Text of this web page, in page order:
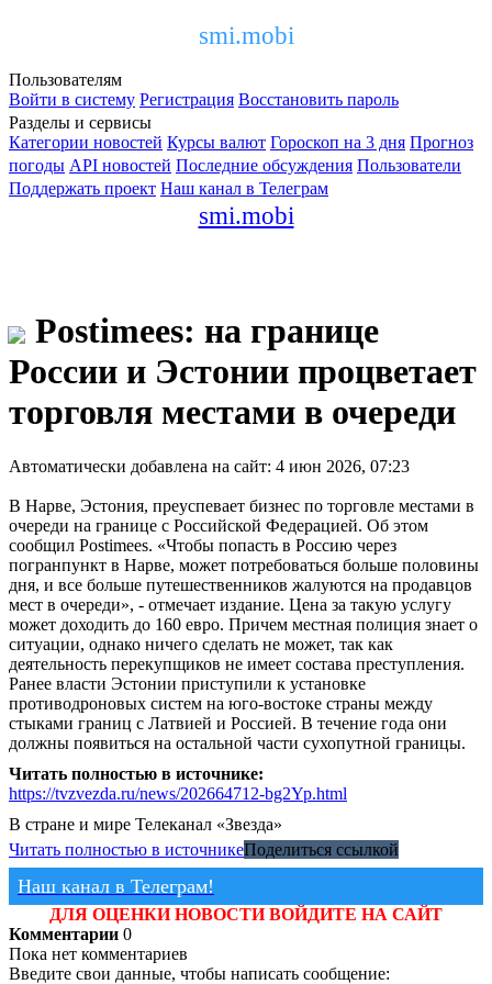
smi.mobi
Пользователям
Войти в систему Регистрация Восстановить пароль
Разделы и сервисы
Категории новостей Курсы валют Гороскоп на 3 дня Прогноз
погоды API новостей Последние обсуждения Пользователи
Поддержать проект Наш канал в Телеграм
smi.mobi
Postimees: на границе
России и Эстонии процветает
торговля местами в очереди
Автоматически добавлена на сайт: 4 июн 2026, 07:23
В Нарве, Эстония, преуспевает бизнес по торговле местами в
очереди на границе с Российской Федерацией. Об этом
сообщил Postimees. «Чтобы попасть в Россию через
погранпункт в Нарве, может потребоваться больше половины
дня, и все больше путешественников жалуются на продавцов
мест в очереди», - отмечает издание. Цена за такую услугу
может доходить до 160 евро. Причем местная полиция знает о
ситуации, однако ничего сделать не может, так как
деятельность перекупщиков не имеет состава преступления.
Ранее власти Эстонии приступили к установке
противодроновых систем на юго-востоке страны между
стыками границ с Латвией и Россией. В течение года они
должны появиться на остальной части сухопутной границы.
Читать полностью в источнике:
https://tvzvezda.ru/news/202664712-bg2Yp.html
В стране и мире Телеканал «Звезда»
Читать полностью в источникеПоделиться ссылкой
Наш канал в Телеграм!
ДЛЯ ОЦЕНКИ НОВОСТИ ВОЙДИТЕ НА САЙТ
Комментарии 0
Пока нет комментариев
Введите свои данные, чтобы написать сообщение: